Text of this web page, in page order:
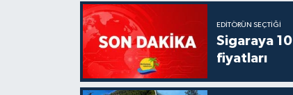
EDITÖRÜN SEÇTIĞI
Sigaraya
fiyatları